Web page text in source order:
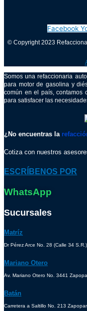
Facebook
© Copyright 2023
Somos una refaccionaria
para motor de gasolina y
común en el país, contamos
para satisfacer las
¿No encuentras la
Cotiza con nuestros
ESCRÍBENOS POR
WhatsApp
Sucursales
Matríz
Dr Pérez Arce No. 28 (Calle 34
Mariano Otero
Av. Mariano Otero No. 3441
Batán
Carretera a Saltillo No. 213